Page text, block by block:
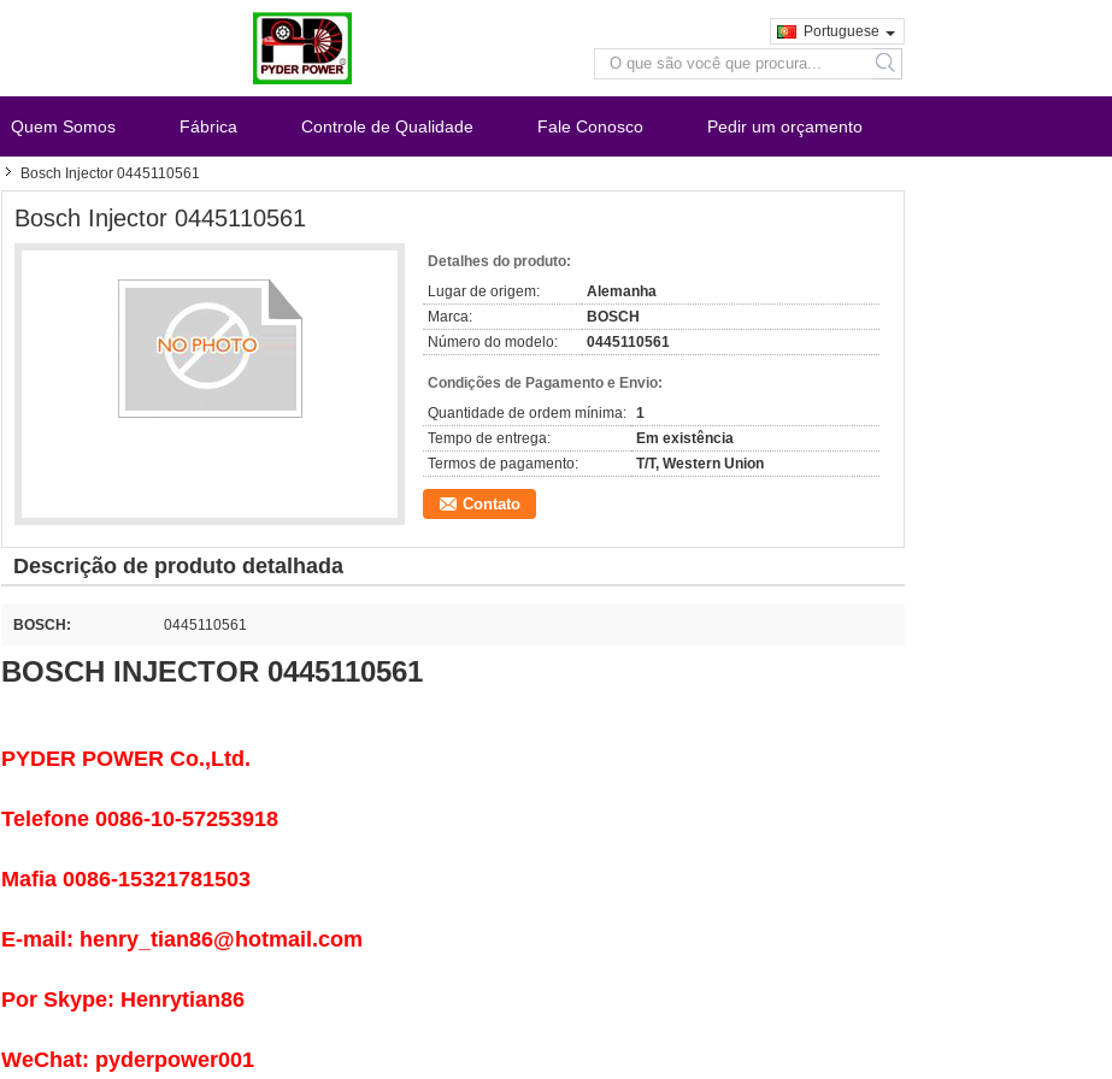
Portuguese
search
Quem Somos Fábrica Controle de Qualidade Fale Conosco Pedir um orçamento
Bosch Injector 0445110561
Bosch Injector 0445110561
Detalhes do produto:
Lugar de origem:
Alemanha
Marca:
BOSCH
Número do modelo:
0445110561
Condições de Pagamento e Envio:
Quantidade de ordem mínima: 1
Tempo de entrega:
Em existência
Termos de pagamento:
T/T, Western Union
Contato
Descrição de produto detalhada
BOSCH: 0445110561
BOSCH INJECTOR 0445110561
PYDER POWER Co.,Ltd.
Telefone 0086-10-57253918
Mafia 0086-15321781503
E-mail: henry_tian86@hotmail.com
Por Skype: Henrytian86
WeChat: pyderpower001